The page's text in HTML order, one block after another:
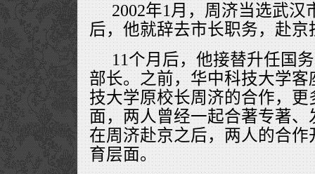
2002年1月，周济当选武
后，他就辞去市长职务，赴
11个月后，他接替升任国
部长。之前，华中科技大学
技大学原校长周济的合作，
面，两人曾经一起合著专著
在周济赴京之后，两人的合
育层面。